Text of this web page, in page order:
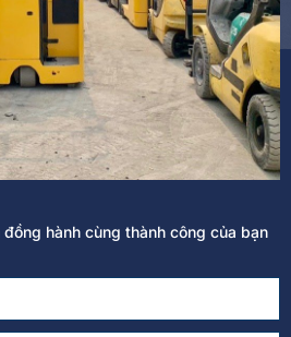
hành cùng thành công của bạn